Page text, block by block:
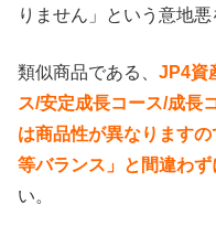
りません」という意地
類似商品である、 JP4資
ス/安定成長コース/成長
は商品性が異なります
等バランス」と間違わ
い。